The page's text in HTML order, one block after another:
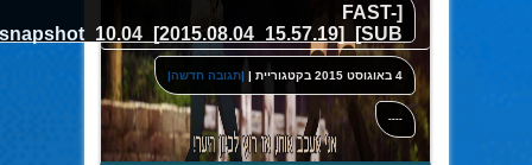
[FAST-
SUB]_Fate_Stay_Night_UBW_EP16_1080p_AAC_HEB_[507216A2].mkv_snapshot_10.04_[2015.08.04_15.57.19]
4 באוגוסט 2015 בקטגוריית | |תגובה חדשה|
----